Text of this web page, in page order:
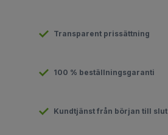
Transparent prissättning
100 % beställningsgaranti
Kundtjänst från början till slut